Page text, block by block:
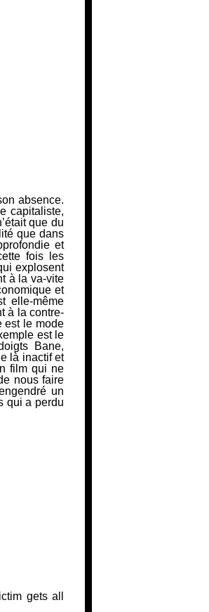
absence.
capitaliste,
que du
que dans
et
fois les
explosent
à la va-vite
et
elle-même
à la contre-
est le mode
est le
Bane,
là inactif et
film qui ne
nous faire
un
qui a perdu
gets all